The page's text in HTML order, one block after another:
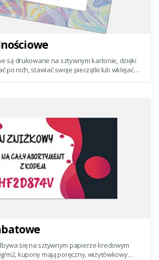
są drukowane na sztywnym kartonie, dzięki
się na sztywnym papierze kredowym
m2, kupony mają poręczny, wizytówkowy